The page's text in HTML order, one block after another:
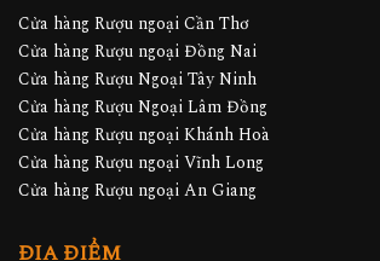
Cửa hàng Rượu ngoại Cần Thơ
Cửa hàng Rượu ngoại Đồng Nai
Cửa hàng Rượu Ngoại Tây Ninh
Cửa hàng Rượu Ngoại Lâm Đồng
Cửa hàng Rượu ngoại Khánh Hoà
Cửa hàng Rượu ngoại Vĩnh Long
Cửa hàng Rượu ngoại An Giang
ĐỊA ĐIỂM